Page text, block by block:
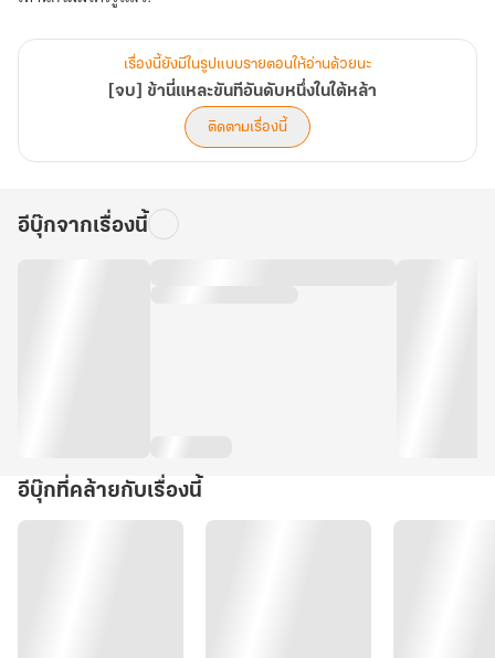
เรื่องนี้ยังมีในรูปแบบรายตอนให้อ่านด้วยนะ
[จบ] ข้านี่แหละขันทีอันดับหนึ่งในใต้หล้า
ติดตามเรื่องนี้
อีบุ๊กจากเรื่องนี้
อีบุ๊กที่คล้ายกับเรื่องนี้